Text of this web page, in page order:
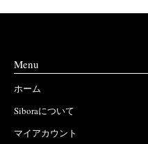
Menu
ホーム
Siboraについて
マイアカウント